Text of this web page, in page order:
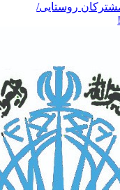
روستایی/